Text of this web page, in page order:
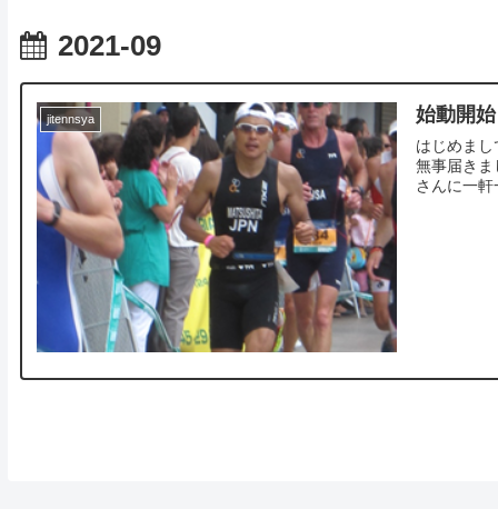
2021-09
jitennsya 始動開始
はじめま
無事届き
さんに一